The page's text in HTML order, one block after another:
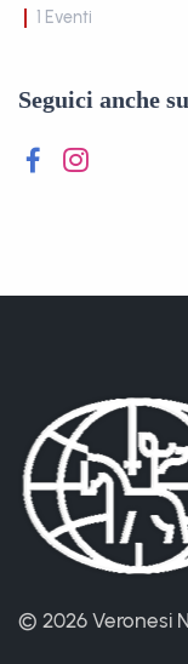
1 Eventi
Seguici anche su
© 2026 Veronesi